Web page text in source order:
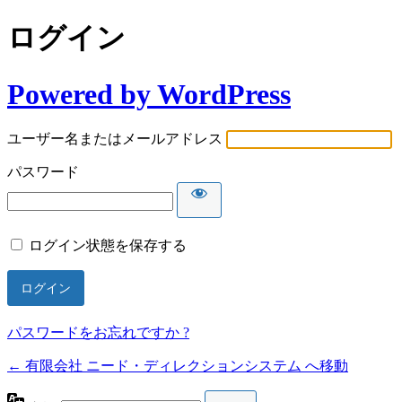
ログイン
Powered by WordPress
ユーザー名またはメールアドレス
パスワード
ログイン状態を保存する
パスワードをお忘れですか ?
← 有限会社 ニード・ディレクションシステム へ移動